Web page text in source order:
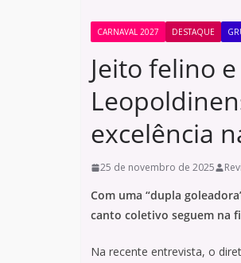
CARNAVAL 2027 DESTAQUE
Jeito felino
excelência
25 de novembro de 2025
Com uma “dupla
canto coletivo seguem na
Na recente entrevista, o